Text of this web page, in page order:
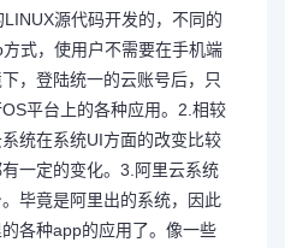
源代码开发的，不同的
式，使用户不需要在手机端
，登陆统一的云账号后，只
平台上的各种应用。2.相较
统在系统UI方面的改变比较
一定的变化。3.阿里云系统
毕竟是阿里出的系统，因此
各种app的应用了。像一些